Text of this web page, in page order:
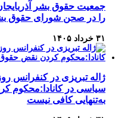
جمعیت حقوق بشر
را در صحن شورای حقوق
۳۱ خرداد ۱۴۰۵
ژاله تبریزی در کنفرانس
سیاسی در کانادا:محکوم
به‌تنهایی کافی نیست